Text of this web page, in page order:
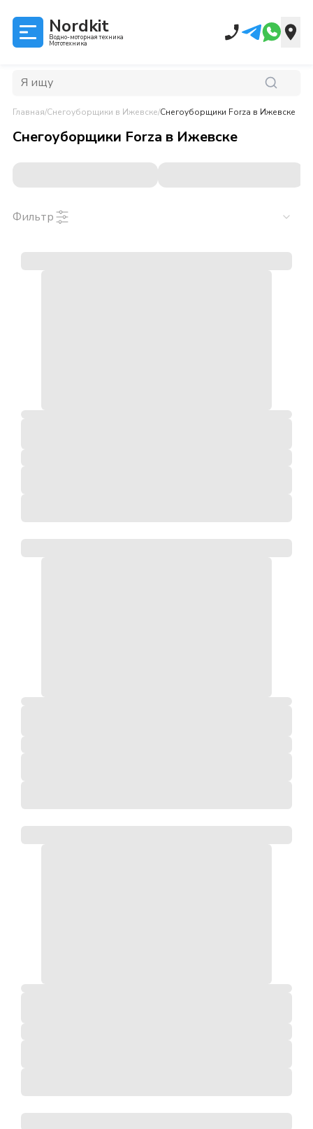
Nordkit
Водно-моторная техника
Мототехника
Главная/Снегоуборщики в Ижевске/Снегоуборщики Forza в Ижевске
Снегоуборщики Forza в Ижевске
Фильтр